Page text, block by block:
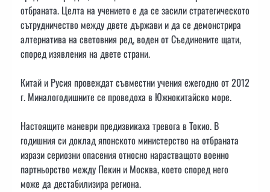
отбраната. Целта на учението е да се засили стратегическото
сътрудничество между двете държави и да се демонстрира
алтернатива на световния ред, воден от Съединените щати,
според изявления на двете страни.
Китай и Русия провеждат съвместни учения ежегодно от 2012
г. Миналогодишните се проведоха в Южнокитайско море.
Настоящите маневри предизвикаха тревога в Токио. В
годишния си доклад японското министерство на отбраната
изрази сериозни опасения относно нарастващото военно
партньорство между Пекин и Москва, което според него
може да дестабилизира региона.